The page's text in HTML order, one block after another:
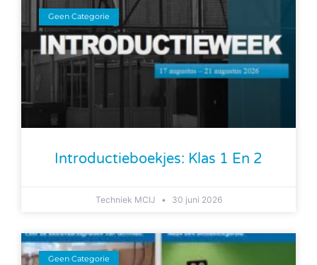
Geen Categorie
Introductieboekjes: Klas 1 En 2
Techniek MCIJ 30 juni 2026
Geen Categorie